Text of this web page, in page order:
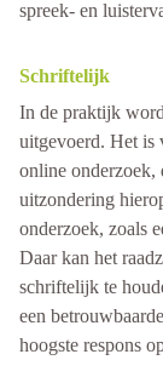
spreek- en
Schriftelijk
In de praktijk
uitgevoerd. Het is
online onderzoek,
uitzondering
onderzoek, zoals
Daar kan het
schriftelijk te
een
hoogste respons